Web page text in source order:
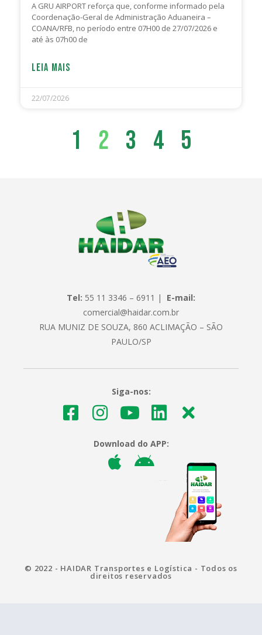
A GRU AIRPORT reforça que, conforme informado pela
Coordenação-Geral de Administração Aduaneira –
COANA/RFB, no período entre 07H00 de 27/07/2026 e
até às 07h00 de
LEIA MAIS
22/07/2026
1 2 3 4 5
Tel: 55 11 3346 – 6911 | E-mail:
comercial@haidar.com.br
RUA MUNIZ DE SOUZA, 860 ACLIMAÇÃO – SÃO
PAULO/SP
Siga-nos:
Download do APP:
© 2022 - HAIDAR Transportes e Logística - Todos os
direitos reservados